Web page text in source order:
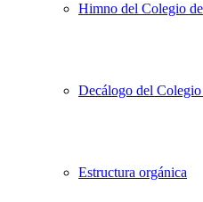
Himno del Colegio
Decálogo del
Estructura orgánica